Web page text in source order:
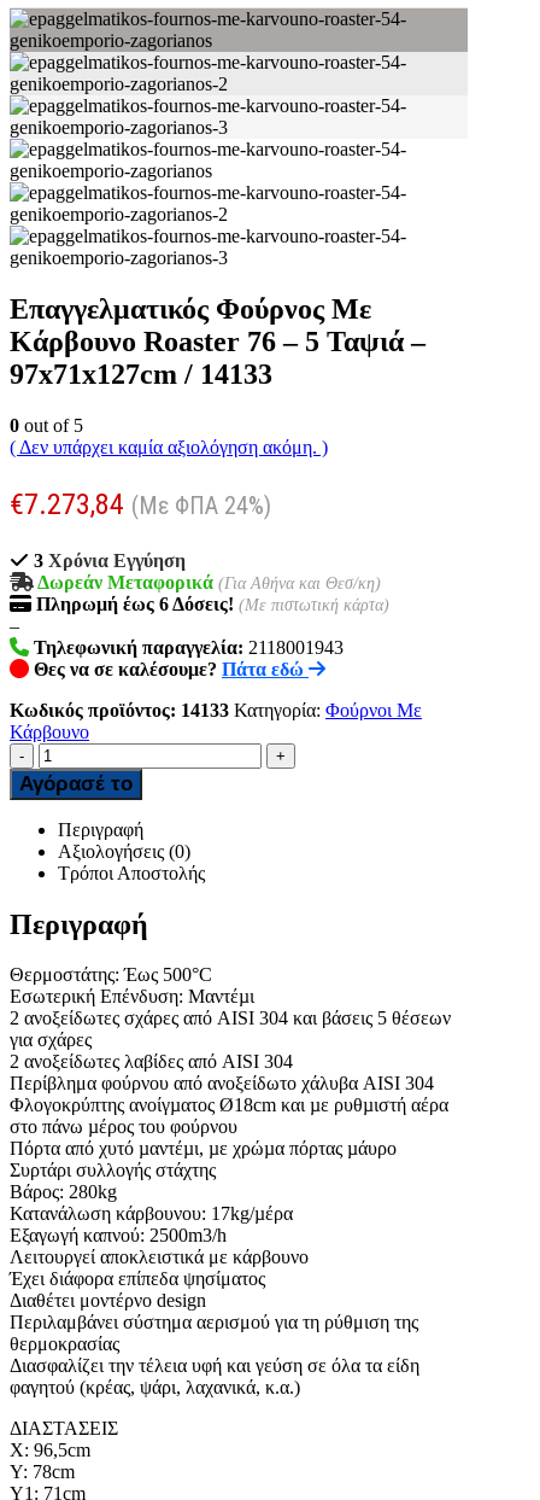
Επαγγελματικός Φούρνος Mε
Kάρβουνο Roaster 76 – 5 Ταψιά –
97x71x127cm / 14133
0 out of 5
( Δεν υπάρχει καμία αξιολόγηση ακόμη. )
€7.273,84 (Με ΦΠΑ 24%)
3 Χρόνια Εγγύηση
Δωρεάν Μεταφορικά (Για Αθήνα και Θεσ/κη)
Πληρωμή έως 6Δόσεις! (Με πιστωτική κάρτα)
–
Τηλεφωνική παραγγελία: 2118001943
Θες να σε καλέσουμε? Πάτα εδώ
Κωδικός προϊόντος: 14133 Κατηγορία: Φούρνοι Με
Κάρβουνο
- +
Αγόρασέ το
Περιγραφή
Αξιολογήσεις (0)
Τρόποι Αποστολής
Περιγραφή
Θερμοστάτης: Έως 500°C
Εσωτερική Επένδυση: Μαντέµι
2 ανοξείδωτες σχάρες από AISI 304 και βάσεις 5 θέσεων
για σχάρες
2 ανοξείδωτες λαβίδες από AISI 304
Περίβλημα φούρνου από ανοξείδωτο χάλυβα AISI 304
Φλογοκρύπτης ανοίγµατος Ø18cm και µε ρυθµιστή αέρα
στο πάνω µέρος του φούρνου
Πόρτα από χυτό µαντέµι, µε χρώµα πόρτας µάυρο
Συρτάρι συλλογής στάχτης
Βάρος: 280kg
Κατανάλωση κάρβουνου: 17kg/µέρα
Εξαγωγή καπνού: 2500m3/h
Λειτουργεί αποκλειστικά με κάρβουνο
Έχει διάφορα επίπεδα ψησίματος
Διαθέτει μοντέρνο design
Περιλαμβάνει σύστημα αερισμού για τη ρύθμιση της
θερμοκρασίας
Διασφαλίζει την τέλεια υφή και γεύση σε όλα τα είδη
φαγητού (κρέας, ψάρι, λαχανικά, κ.α.)
ΔΙΑΣΤΑΣΕΙΣ
Χ: 96,5cm
Y: 78cm
Y1: 71cm